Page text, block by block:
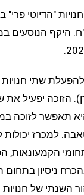
של חנויות "הדיוטי
על כ-45 מיליון ש"ח.
שתי חנויות
הזוכה יפעיל את
היא תאפשר לזוכה
למכרז
ניסיון בתחום
השנתי של חנויות